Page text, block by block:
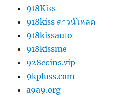
918Kiss
918kiss ดาวน์โหลด
918kissauto
918kissme
928coins.vip
9kpluss.com
a9a9.org